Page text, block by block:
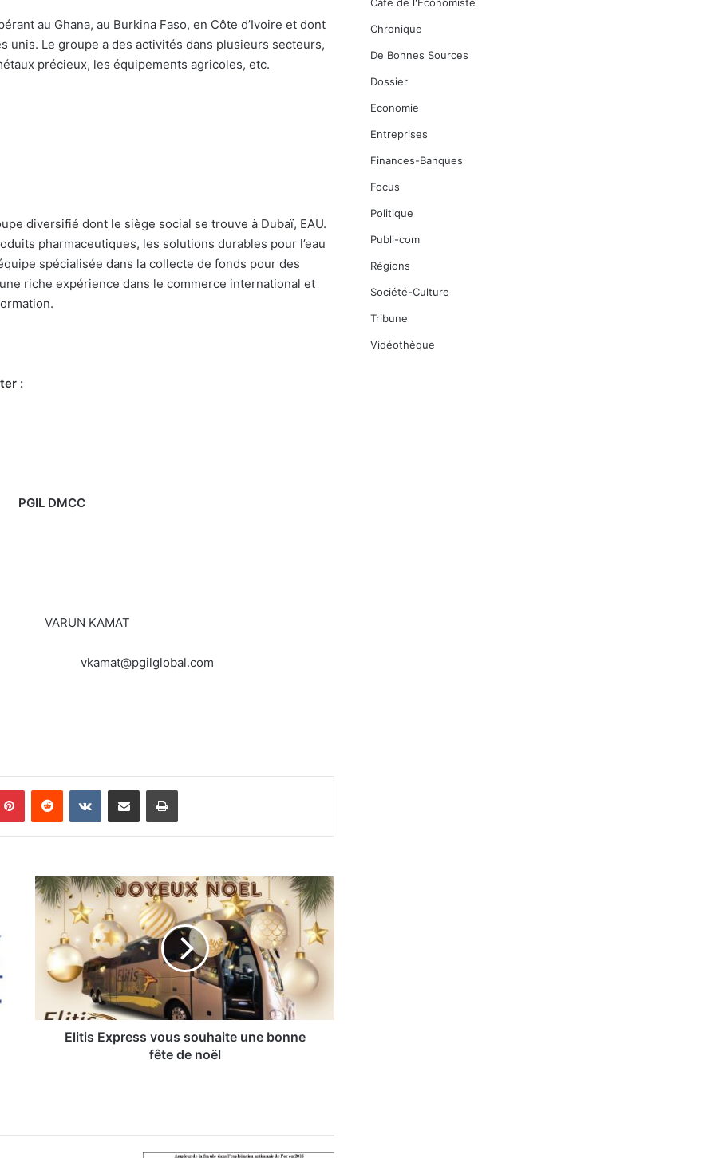
au Ghana, au Burkina Faso, en Côte d’Ivoire et dont
unis. Le groupe a des activités dans plusieurs secteurs,
précieux, les équipements agricoles, etc.
diversifié dont le siège social se trouve à Dubaï, EAU.
pharmaceutiques, les solutions durables pour l’eau
spécialisée dans la collecte de fonds pour des
riche expérience dans le commerce international et
:
KAMAT
vkamat@pgilglobal.com
E
p
u
Elitis Express vous souhaite une bonne
fête de noël
Chronique
De Bonnes Sources
Dossier
Economie
Entreprises
Finances-Banques
Focus
Politique
Publi-com
Régions
Société-Culture
Tribune
Vidéothèque